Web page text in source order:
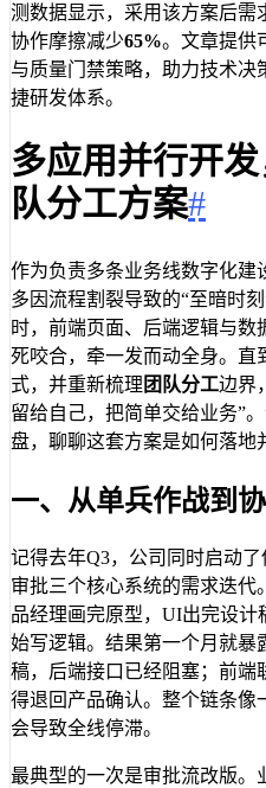
测数据显示，采用该方案后需
协作摩擦减少65%。文章提供
与质量门禁策略，助力技术
捷研发体系。
多应用并行开
队分工方案#
作为负责多条业务线数字化建
多因流程割裂导致的“至暗时
时，前端页面、后端逻辑与
死咬合，牵一发而动全身。直
式，并重新梳理 团队分工边界
留给自己，把简单交给业务”
盘，聊聊这套方案是如何落地
一、从单兵作战到
记得去年Q3，公司同时启动
审批三个核心系统的需求迭代
品经理画完原型，UI出完设
始写逻辑。结果第一个月就暴
稿，后端接口已经阻塞；前端
得退回产品确认。整个链条像
会导致全线停滞。
最典型的一次是审批流改版。